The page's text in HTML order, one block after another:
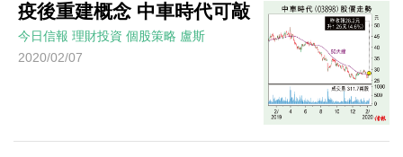
疫後重建概念 中車時代可敲
今日信報 理財投資 個股策略 盧斯
2020/02/07